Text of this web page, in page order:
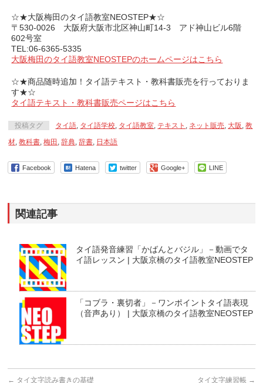
☆★大阪梅田のタイ語教室NEOSTEP★☆
〒530-0026 大阪府大阪市北区神山町14-3 アド神山ビル6階
602号室
TEL:06-6365-5335
大阪梅田のタイ語教室NEOSTEPのホームページはこちら
☆★商品随時追加！タイ語テキスト・教科書販売を行っておりま
す★☆
タイ語テキスト・教科書販売ページはこちら
投稿タグ タイ語 タイ語学校 タイ語教室 テキスト ネット販売 大阪 ,教
材 ,教科書 ,梅田 ,辞典 ,辞書 日本語
Facebook Hatena twitter Google+ LINE
関連記事
タイ語発音練習「かばんとバジル」－動画でタ
イ語レッスン | 大阪京橋のタイ語教室NEOSTEP
「コブラ・裏切者」－ワンポイントタイ語表現
（音声あり） | 大阪京橋のタイ語教室NEOSTEP
← タイ文字読み書きの基礎 タイ文字練習帳 →